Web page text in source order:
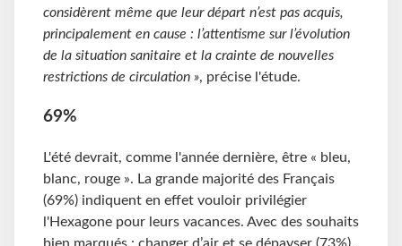
considèrent même que leur départ n’est pas acquis,
principalement en cause : l’attentisme sur l’évolution
de la situation sanitaire et la crainte de nouvelles
restrictions de circulation », précise l'étude.
69%
L'été devrait, comme l'année dernière, être « bleu,
blanc, rouge ». La grande majorité des Français
(69%) indiquent en effet vouloir privilégier
l'Hexagone pour leurs vacances. Avec des souhaits